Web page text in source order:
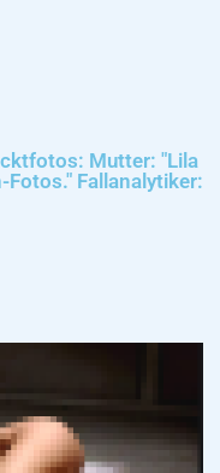
Mutter: "Lila
Fotos." Fallanalytiker: